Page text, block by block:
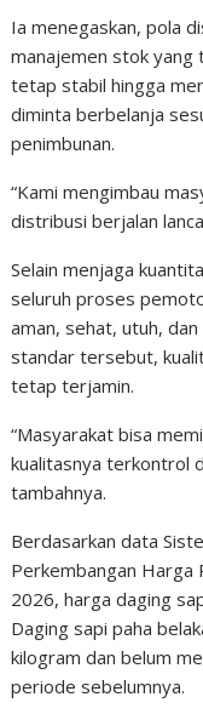
Ia menegaskan, pola
manajemen stok yang
tetap stabil hingga
diminta berbelanja
penimbunan.
“Kami mengimbau
distribusi berjalan
Selain menjaga
seluruh proses
aman, sehat, utuh,
standar tersebut,
tetap terjamin.
“Masyarakat bisa
kualitasnya terkontrol
tambahnya.
Berdasarkan data
Perkembangan Harga
2026, harga daging
Daging sapi paha
kilogram dan belum
periode sebelumnya.